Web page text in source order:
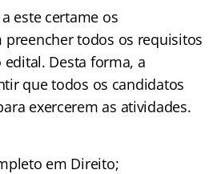
este certame os
preencher todos os requisitos
Desta forma, a
que todos os candidatos
exercerem as atividades.
em Direito;